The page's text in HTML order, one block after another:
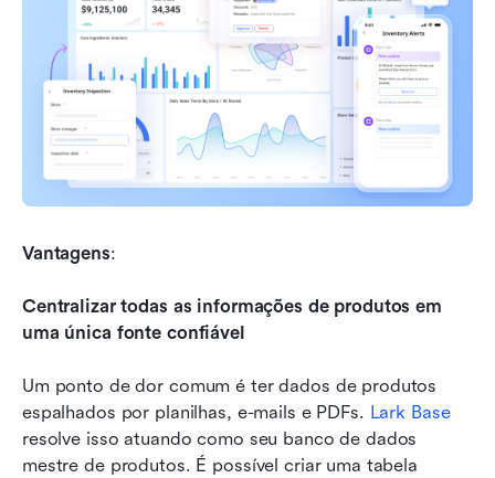
Vantagens:
Centralizar todas as informações de produtos em
uma única fonte confiável
Um ponto de dor comum é ter dados de produtos
espalhados por planilhas, e-mails e PDFs. Lark Base
resolve isso atuando como seu banco de dados
mestre de produtos. É possível criar uma tabela